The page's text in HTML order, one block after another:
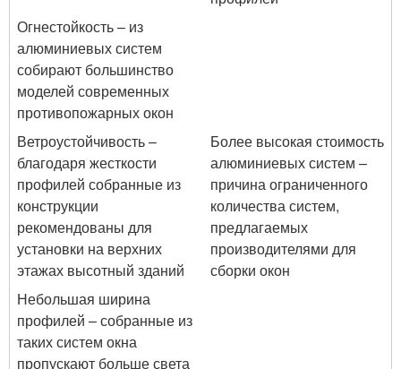
Огнестойкость – из
алюминиевых систем
собирают большинство
моделей современных
противопожарных окон
Ветроустойчивость –
благодаря жесткости
профилей собранные из
конструкции
рекомендованы для
установки на верхних
этажах высотный зданий
Более высокая стоимость
алюминиевых систем –
причина ограниченного
количества систем,
предлагаемых
производителями для
сборки окон
Небольшая ширина
профилей – собранные из
таких систем окна
пропускают больше света